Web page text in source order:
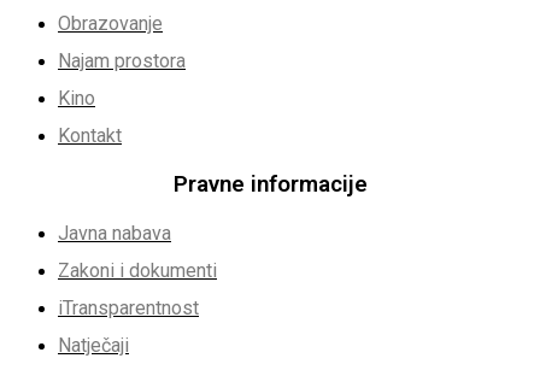
Obrazovanje
Najam prostora
Kino
Kontakt
Pravne informacije
Javna nabava
Zakoni i dokumenti
iTransparentnost
Natječaji